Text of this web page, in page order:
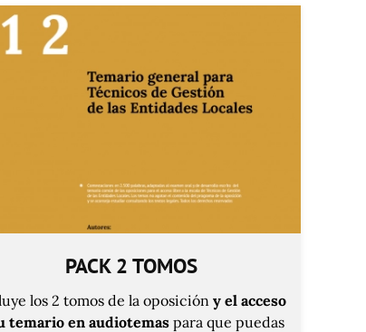
PACK 2 TOMOS
los 2 tomos de la oposicióny el acceso
temario en audiotemaspara que puedas